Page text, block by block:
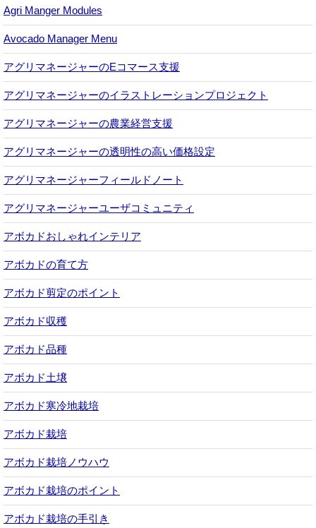
Agri Manger Modules
Avocado Manager Menu
アグリマネージャーのEコマース支援
アグリマネージャーのイラストレーションプロジェクト
アグリマネージャーの農業経営支援
アグリマネージャーの透明性の高い価格設定
アグリマネージャーフィールドノート
アグリマネージャーユーザコミュニティ
アボカドおしゃれインテリア
アボカドの育て方
アボカド剪定のポイント
アボカド収穫
アボカド品種
アボカド土壌
アボカド寒冷地栽培
アボカド栽培
アボカド栽培ノウハウ
アボカド栽培のポイント
アボカド栽培の手引き